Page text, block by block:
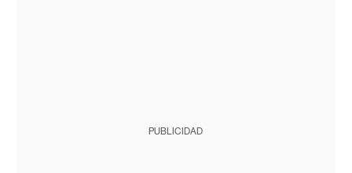
PUBLICIDAD